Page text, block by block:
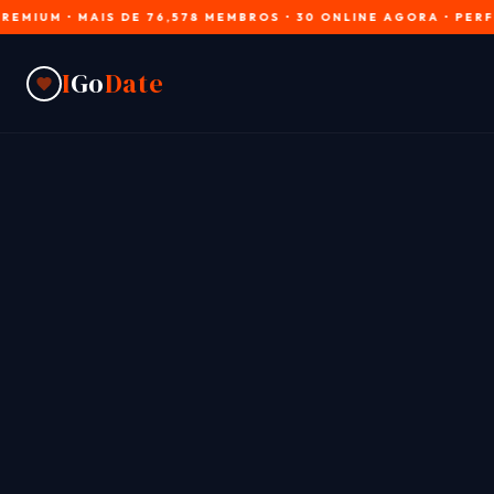
MAIS DE 76,578 MEMBROS • 30 ONLINE AGORA • PERFIS
IGoDate